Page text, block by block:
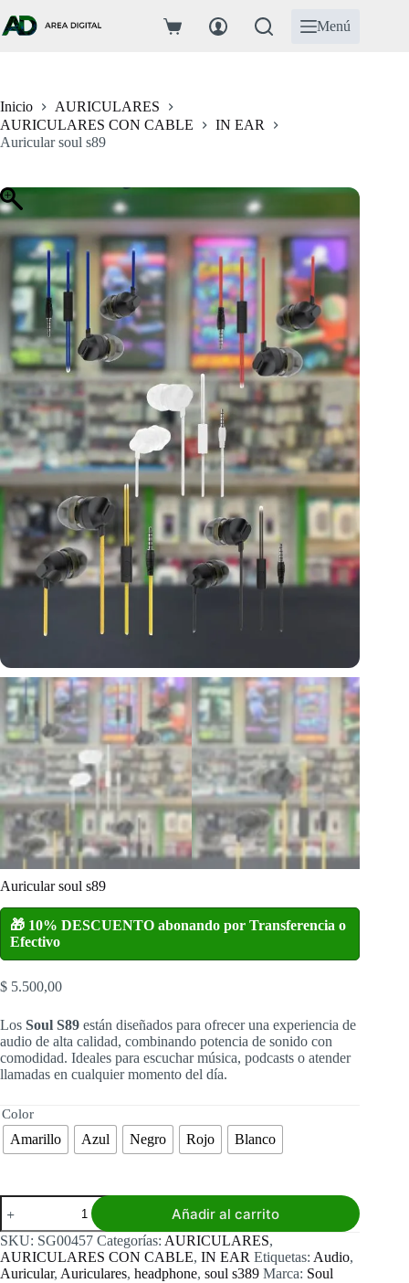
al
contenido
Carro
Menú
Inicio
AURICULARES
AURICULARES CON CABLE
IN EAR
Auricular soul s89
Auricular soul s89
🎁 10% DESCUENTO abonando por Transferencia o
Efectivo
$ 5.500,00
Los Soul S89 están diseñados para ofrecer una experiencia de
audio de alta calidad, combinando potencia de sonido con
comodidad. Ideales para escuchar música, podcasts o atender
llamadas en cualquier momento del día.
Color
Amarillo Azul Negro Rojo Blanco
Auricular
soul
s89
cantidad
Añadir al carrito
SKU: SG00457 Categorías: AURICULARES,
AURICULARES CON CABLE, IN EAR Etiquetas: Audio,
Auricular, Auriculares, headphone, soul s389 Marca: Soul